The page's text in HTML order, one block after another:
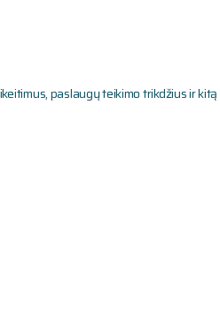
paslaugų teikimo trikdžius ir kitą